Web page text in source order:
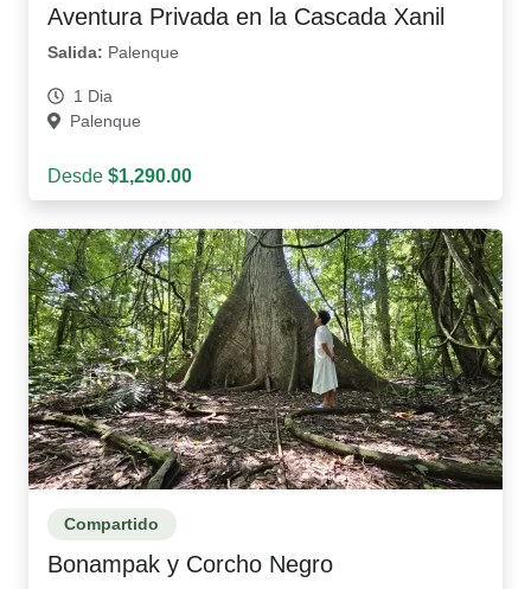
Aventura Privada en la Cascada Xanil
Salida: Palenque
1 Dia
Palenque
Desde $1,290.00
Compartido
Bonampak y Corcho Negro